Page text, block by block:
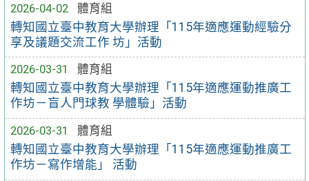
2026-04-02
體育組
轉知國立臺中教育大學辦理「115年適應運動經驗分
享及議題交流工作 坊」活動
2026-03-31
體育組
轉知國立臺中教育大學辦理「115年適應運動推廣工
作坊－盲人門球教 學體驗」活動
2026-03-31
體育組
轉知國立臺中教育大學辦理「115年適應運動推廣工
作坊－寫作增能」 活動